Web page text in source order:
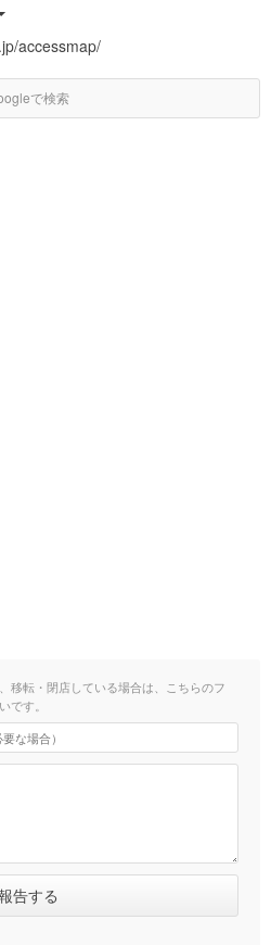
accessmap/
で検索
移転・閉店している場合は、こちらのフ
です。